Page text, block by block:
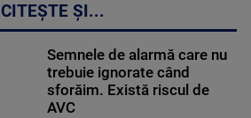
CITEȘTE ȘI...
Semnele de alarmă care nu
trebuie ignorate când
sforăim. Există riscul de
AVC